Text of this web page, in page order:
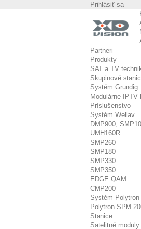
Prihlásiť sa
Partneri
Produkty
SAT a TV
Skupinové
Systém Grundig
Modulárne IPTV
Príslušenstvo
Systém Wellav
DMP900,
UMH160R
SMP260
SMP180
SMP330
SMP350
EDGE QAM
CMP200
Systém Polytron
Polytron SPM
Stanice
Satelitné moduly